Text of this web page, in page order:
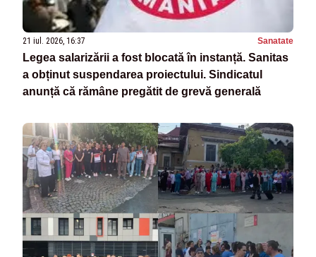
21 iul. 2026, 16:37 Sanatate
Legea salarizării a fost blocată în instanță. Sanitas
a obținut suspendarea proiectului. Sindicatul
anunță că rămâne pregătit de grevă generală